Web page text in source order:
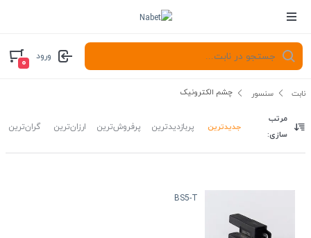
ورود
۰
نابت سنسور چشم الکترونیک
مرتب
سازی:
جدیدترین پربازدیدترین پرفروش‌ترین ارزان‌ترین گران‌ترین
BS5-T